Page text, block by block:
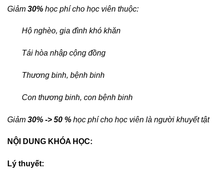
Giảm 30% học phí cho học viên thuộc:
Hộ nghèo, gia đình khó khăn
Tái hòa nhập cộng đồng
Thương binh, bệnh binh
Con thương binh, con bệnh binh
Giảm 30% -> 50 % học phí cho học viên là người khuyết tật
NỘI DUNG KHÓA HỌC:
Lý thuyết: